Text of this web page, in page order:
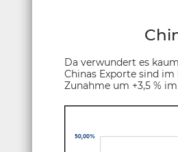
Da verwundert es
Chinas Exporte sind
Zunahme um +3,5 %